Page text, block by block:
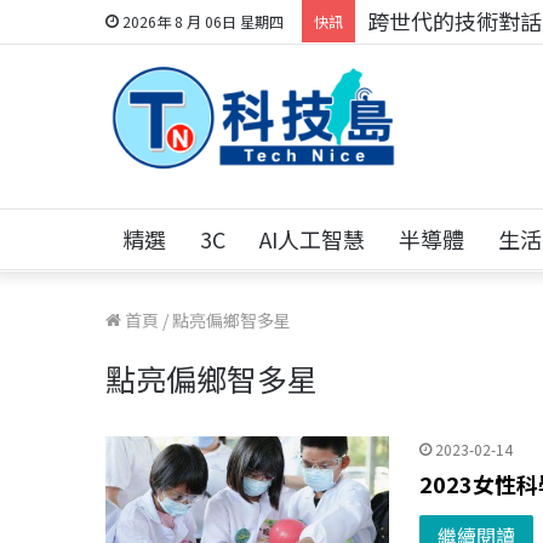
2026年 8 月 06日 星期四 快訊 跨世代的技術對
精選 3C AI人工智慧 半導體 生活
首頁 /點亮偏鄉智多星
點亮偏鄉智多星
2023-02-14
2023女性
繼續閱讀